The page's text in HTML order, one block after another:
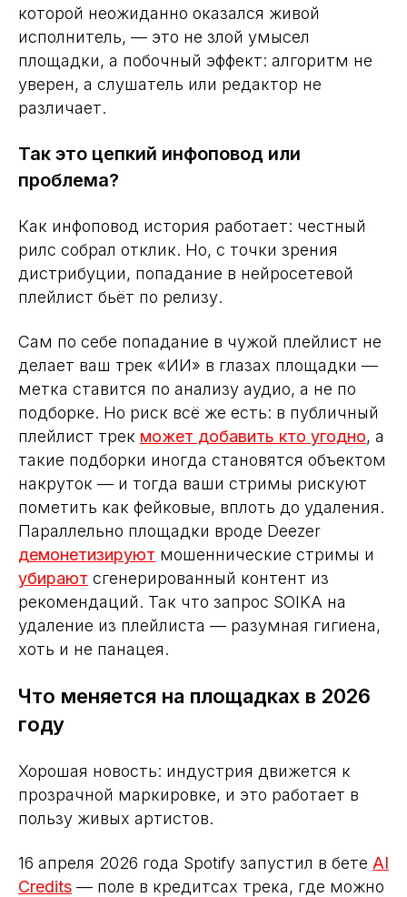
которой неожиданно оказался живой
исполнитель, — это не злой умысел
площадки, а побочный эффект: алгоритм не
уверен, а слушатель или редактор не
различает.
Так это цепкий инфоповод или
проблема?
Как инфоповод история работает: честный
рилс собрал отклик. Но, с точки зрения
дистрибуции, попадание в нейросетевой
плейлист бьёт по релизу.
Сам по себе попадание в чужой плейлист не
делает ваш трек «ИИ» в глазах площадки —
метка ставится по анализу аудио, а не по
подборке. Но риск всё же есть: в публичный
плейлист трек может добавить кто угодно, а
такие подборки иногда становятся объектом
накруток — и тогда ваши стримы рискуют
пометить как фейковые, вплоть до удаления.
Параллельно площадки вроде Deezer
демонетизируют мошеннические стримы и
убирают сгенерированный контент из
рекомендаций. Так что запрос SOIKA на
удаление из плейлиста — разумная гигиена,
хоть и не панацея.
Что меняется на площадках в 2026
году
Хорошая новость: индустрия движется к
прозрачной маркировке, и это работает в
пользу живых артистов.
16 апреля 2026 года Spotify запустил в бете AI
Credits — поле в кредитсах трека, где можно